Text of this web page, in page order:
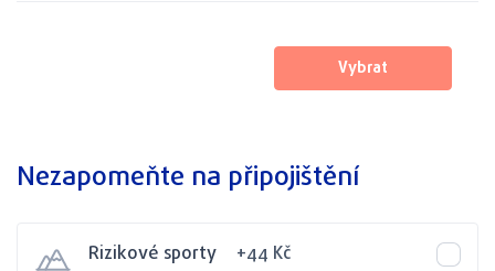
Vybrat
Nezapomeňte na připojištění
Rizikové sporty +44 Kč